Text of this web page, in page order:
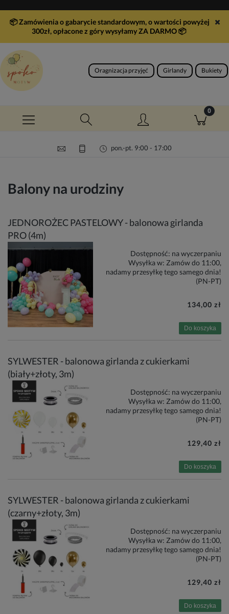
📦 Zamówienia o gabarycie standardowym, o wartości powyżej
300zł, opłacone z góry wysyłamy ZA DARMO📦
Oragnizacja przyjęć Girlandy Bukiety
pon.-pt. 9:00 - 17:00
Balony na urodziny
JEDNOROŻEC PASTELOWY - balonowa girlanda
PRO (4m)
Dostępność: na wyczerpaniu
Wysyłka w: Zamów do 11:00,
nadamy przesyłkę tego samego dnia!
(PN-PT)
134,00 zł
Do koszyka
SYLWESTER - balonowa girlanda z cukierkami
(biały+złoty, 3m)
Dostępność: na wyczerpaniu
Wysyłka w: Zamów do 11:00,
nadamy przesyłkę tego samego dnia!
(PN-PT)
129,40 zł
Do koszyka
SYLWESTER - balonowa girlanda z cukierkami
(czarny+złoty, 3m)
Dostępność: na wyczerpaniu
Wysyłka w: Zamów do 11:00,
nadamy przesyłkę tego samego dnia!
(PN-PT)
129,40 zł
Do koszyka